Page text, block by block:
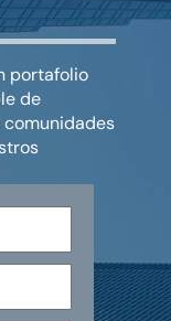
portafolio
de
comunidades